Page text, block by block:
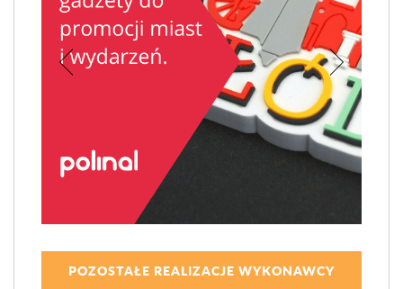
POZOSTAŁE REALIZACJE WYKONAWCY